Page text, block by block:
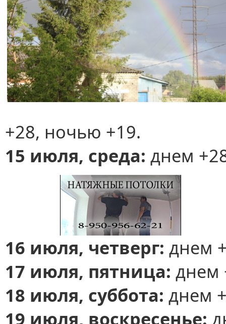
+28, ночью +19.
15 июля, среда: днем
16 июля, четверг: днем
17 июля, пятница: днем
18 июля, суббота: днем
19 июля, воскресенье: